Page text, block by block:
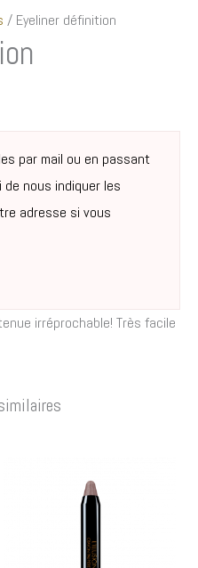
/ Eyeliner définition
par mail ou en passant
nous indiquer les
adresse si vous
irréprochable! Très facile